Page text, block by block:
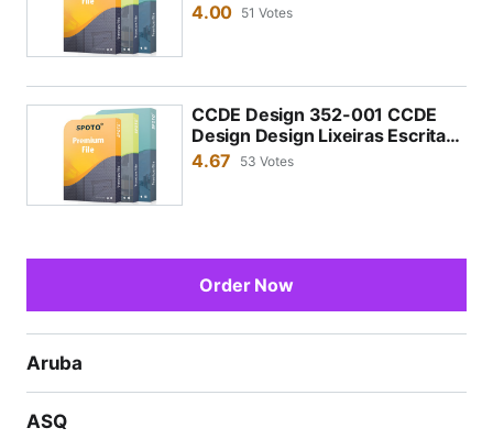
4.00 51 Votes
CCDE Design 352-001 CCDE
Design Design Lixeiras Escritas
2026
4.67 53 Votes
Order Now
Aruba
ASQ